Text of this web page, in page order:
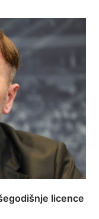
licence